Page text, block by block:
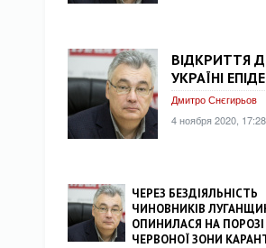
ВІДКРИТТЯ
УКРАЇНІ
Дмитро Снєгирьов
4 ноября 2020, 17:28
ЧЕРЕЗ БЕЗДІЯЛЬНІСТЬ
ЧИНОВНИКІВ
ОПИНИЛАСЯ НА ПОРОЗІ
ЧЕРВОНОЇ ЗОНИ